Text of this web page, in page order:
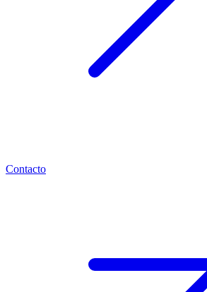
Contacto